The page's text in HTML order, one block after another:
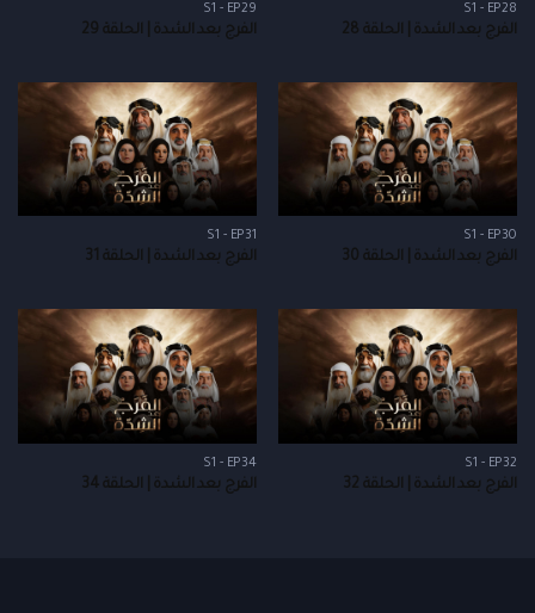
S1 - EP28
الفرج بعد الشدة | الحلقة 28
S1 - EP29
الفرج بعد الشدة | الحلقة 29
S1 - EP30
الفرج بعد الشدة | الحلقة 30
S1 - EP31
الفرج بعد الشدة | الحلقة 31
S1 - EP32
الفرج بعد الشدة | الحلقة 32
S1 - EP34
الفرج بعد الشدة | الحلقة 34